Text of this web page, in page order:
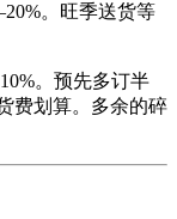
。旺季送货等
。预先多订半
费划算。多余的碎